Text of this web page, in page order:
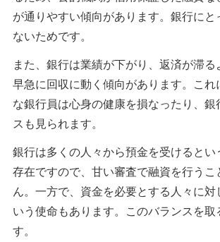
が通りやすい傾向があります。銀行に
ないためです。
また、銀行は業績が下がり、返済が滞
早急に回収に動く傾向があります。これ
な銀行員は心身の健康を損なったり、銀
スも見られます。
銀行は多くの人々から預金を受けるとい
存在ですので、甘い審査で融資を行う
ん。一方で、資金を必要とする人々に対
いう使命もあります。このバランスを
す。